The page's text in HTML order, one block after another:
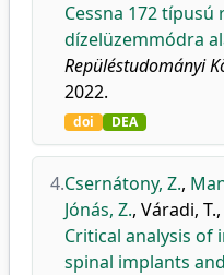
Cessna 172 típusú
dízelüzemmódra
Repüléstudományi
2022.
doi DEA
4.Csernátony, Z.,
Jónás, Z., Váradi, T.,
Critical analysis
spinal implants